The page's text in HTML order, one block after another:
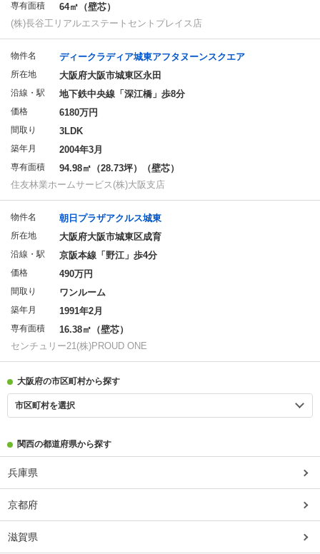
専有面積
64㎡（壁芯）
(株)長谷工リアルエステートセントプレイス店
物件名 ディークラディア城東アフタヌーンスクエア
所在地 大阪府大阪市城東区永田
沿線・駅 地下鉄中央線「深江橋」歩8分
価格 6180万円
間取り 3LDK
築年月 2004年3月
専有面積
94.98㎡（28.73坪）（壁芯）
住友林業ホームサービス(株)大阪支店
物件名 朝日プラザアクルス城東
所在地 大阪府大阪市城東区成育
沿線・駅 京阪本線「野江」歩4分
価格 490万円
間取り ワンルーム
築年月 1991年2月
専有面積
16.38㎡（壁芯）
センチュリー21(株)PROUD ONE
大阪府の市区町村から探す
市区町村を選択
関西の都道府県から探す
兵庫県
京都府
滋賀県